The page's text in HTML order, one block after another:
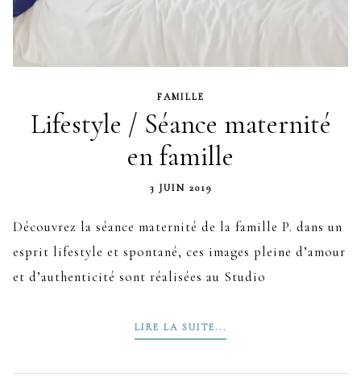
FAMILLE
Lifestyle / Séance maternité
en famille
3 JUIN 2019
Découvrez la séance maternité de la famille P. dans un
esprit lifestyle et spontané, ces images pleine d’amour
et d’authenticité sont réalisées au Studio
LIRE LA SUITE...